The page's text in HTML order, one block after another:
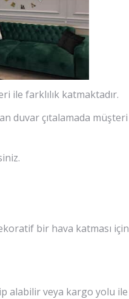
ile farklılık katmaktadır.
duvar çıtalamada müşteri
bir hava katması için
alabilir veya kargo yolu ile